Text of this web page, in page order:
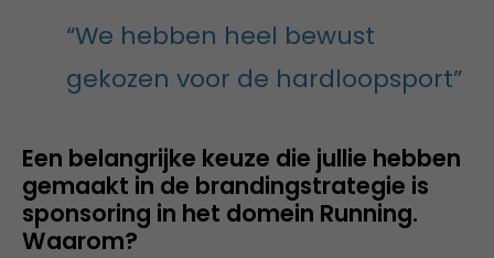
“We hebben heel bewust
gekozen voor de hardloopsport”
Een belangrijke keuze die jullie hebben
gemaakt in de brandingstrategie is
sponsoring in het domein Running.
Waarom?